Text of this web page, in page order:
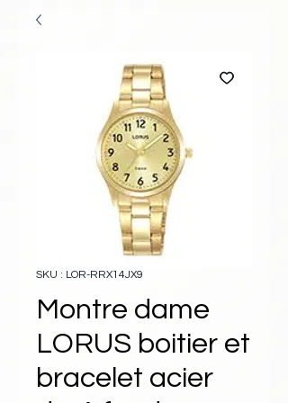
SKU : LOR-RRX14JX9
Montre dame
LORUS boitier et
bracelet acier